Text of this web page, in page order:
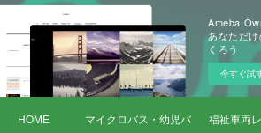
Ameba
あなただ
くろう
今すぐ試
HOME マイクロバス・幼児バス レンタカー
福祉車両